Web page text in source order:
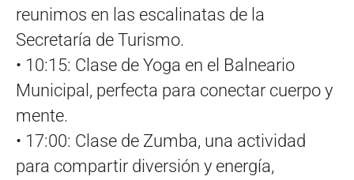
reunimos en las escalinatas de la
Secretaría de Turismo.
• 10:15: Clase de Yoga en el Balneario
Municipal, perfecta para conectar cuerpo y
mente.
• 17:00: Clase de Zumba, una actividad
para compartir diversión y energía,